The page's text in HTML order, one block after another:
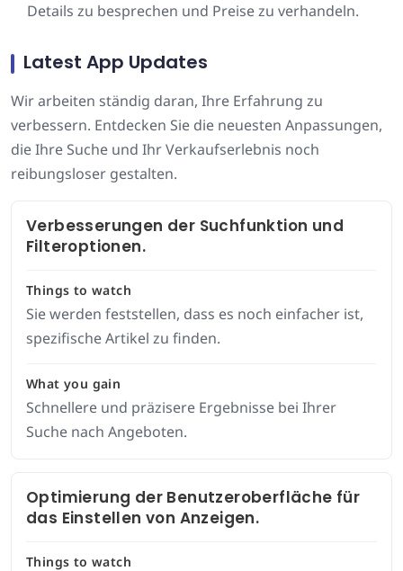
Details zu besprechen und Preise zu verhandeln.
Latest App Updates
Wir arbeiten ständig daran, Ihre Erfahrung zu
verbessern. Entdecken Sie die neuesten Anpassungen,
die Ihre Suche und Ihr Verkaufserlebnis noch
reibungsloser gestalten.
Verbesserungen der Suchfunktion und
Filteroptionen.
Things to watch
Sie werden feststellen, dass es noch einfacher ist,
spezifische Artikel zu finden.
What you gain
Schnellere und präzisere Ergebnisse bei Ihrer
Suche nach Angeboten.
Optimierung der Benutzeroberfläche für
das Einstellen von Anzeigen.
Things to watch